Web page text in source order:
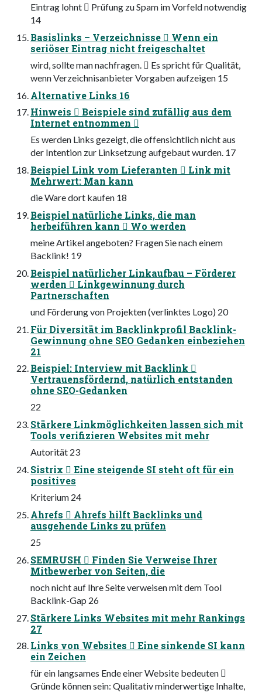
Eintrag lohnt  Prüfung zu Spam im Vorfeld notwendig
14
Basislinks – Verzeichnisse  Wenn ein
seriöser Eintrag nicht freigeschaltet
wird, sollte man nachfragen.  Es spricht für Qualität,
wenn Verzeichnisanbieter Vorgaben aufzeigen 15
Alternative Links 16
Hinweis  Beispiele sind zufällig aus dem
Internet entnommen 
Es werden Links gezeigt, die offensichtlich nicht aus
der Intention zur Linksetzung aufgebaut wurden. 17
Beispiel Link vom Lieferanten  Link mit
Mehrwert: Man kann
die Ware dort kaufen 18
Beispiel natürliche Links, die man
herbeiführen kann  Wo werden
meine Artikel angeboten? Fragen Sie nach einem
Backlink! 19
Beispiel natürlicher Linkaufbau – Förderer
werden  Linkgewinnung durch
Partnerschaften
und Förderung von Projekten (verlinktes Logo) 20
Für Diversität im Backlinkprofil Backlink-
Gewinnung ohne SEO Gedanken einbeziehen
21
Beispiel: Interview mit Backlink 
Vertrauensfördernd, natürlich entstanden
ohne SEO-Gedanken
22
Stärkere Linkmöglichkeiten lassen sich mit
Tools verifizieren Websites mit mehr
Autorität 23
Sistrix  Eine steigende SI steht oft für ein
positives
Kriterium 24
Ahrefs  Ahrefs hilft Backlinks und
ausgehende Links zu prüfen
25
SEMRUSH  Finden Sie Verweise Ihrer
Mitbewerber von Seiten, die
noch nicht auf Ihre Seite verweisen mit dem Tool
Backlink-Gap 26
Stärkere Links Websites mit mehr Rankings
27
Links von Websites  Eine sinkende SI kann
ein Zeichen
für ein langsames Ende einer Website bedeuten 
Gründe können sein: Qualitativ minderwertige Inhalte,